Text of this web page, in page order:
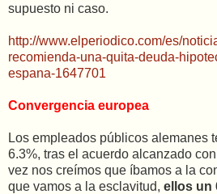
supuesto ni caso.
http://www.elperiodico.com/es/
recomienda-una-quita-deuda-
espana-1647701
Convergencia europea
Los empleados públicos alemanes
6.3%, tras el acuerdo alcanzado
vez nos creímos que íbamos a la
que vamos a la esclavitud, ellos un